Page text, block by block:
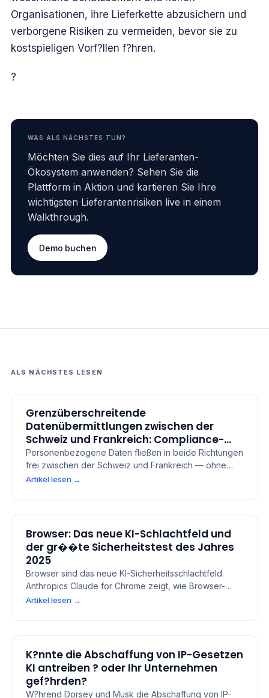
Organisationen, ihre Lieferkette abzusichern und
verborgene Risiken zu vermeiden, bevor sie zu
kostspieligen Vorf?llen f?hren.
?
WAS ALS NÄCHSTES TUN?
Möchten Sie dies auf Ihr Lieferanten-
Ökosystem anwenden? Sehen Sie die
Plattform in Aktion und kartieren Sie Ihre
wichtigsten Lieferantenrisiken live in einem
Walkthrough.
Demo buchen
ALS NÄCHSTES LESEN
Grenzüberschreitende
Datenübermittlungen zwischen der
Schweiz und Frankreich: Compliance-
Leitfaden
Personenbezogene Daten fließen in beide Richtungen
frei zwischen der Schweiz und Frankreich — ohne
SCCs. Erfahren Sie, wann SCCs und Transfer Impact
zu GDPR Artikel 28 steht und welche Zusatzpflichten
im Finanzsektor gelten.
Artikel lesen →
Browser: Das neue KI-Schlachtfeld und
der gr��te Sicherheitstest des Jahres
2025
Browser sind das neue KI-Sicherheitsschlachtfeld.
Anthropics Claude for Chrome zeigt, wie Browser-
Agenten Produktivit�t steigern, aber Unternehmen
aussetzen k�nnen. Erfahren Sie, warum KI-
Browsersicherheit, agentische Workflows und Third-
Party Risk Management von Anfang an eingebaut
werden m�ssen...
Artikel lesen →
K?nnte die Abschaffung von IP-Gesetzen
KI antreiben ? oder Ihr Unternehmen
gef?hrden?
W?hrend Dorsey und Musk die Abschaffung von IP-